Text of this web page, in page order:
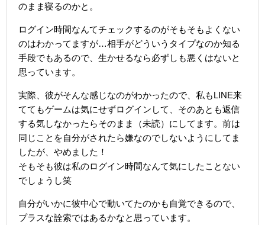
のまま寝るのかと。
ログイン時間なんてチェックするのがそもそもよくない
のはわかってますが…相手がどういうタイプなのか知る
手段でもあるので、生かせるなら必ずしも悪くはないと
思っています。
実際、彼がそんな感じなのがわかったので、私もLINE来
ててもゲームは気にせずログインして、そのあとも返信
する気しなかったらそのまま（未読）にしてます。前は
同じことを自分がされたら嫌なのでしないようにしてま
したが、やめました！
そもそも彼は私のログイン時間なんて気にしたことない
でしょうし笑
自分がいかに彼中心で動いてたのかも自覚できるので、
プラスな詮索ではあるかなと思っています。